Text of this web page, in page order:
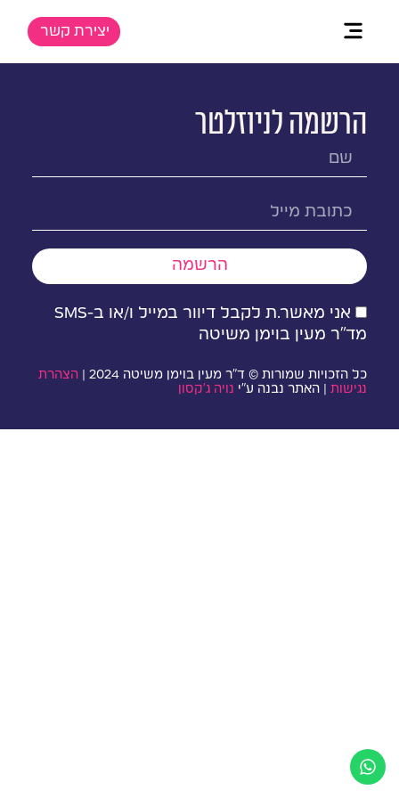
יצירת קשר
הרשמה לניוזלטר
אני מאשר.ת לקבל דיוור במייל ו/או ב-SMS
מד״ר מעין בוימן משיטה
הרשמה
כל הזכויות שמורות © ד״ר מעין בוימן משיטה 2024 |
הצהרת
נגישות| האתר נבנה ע״י נויה ג׳קסון